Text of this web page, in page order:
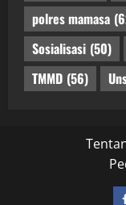
polres mamasa
Sosialisasi (50)
TMMD (56)